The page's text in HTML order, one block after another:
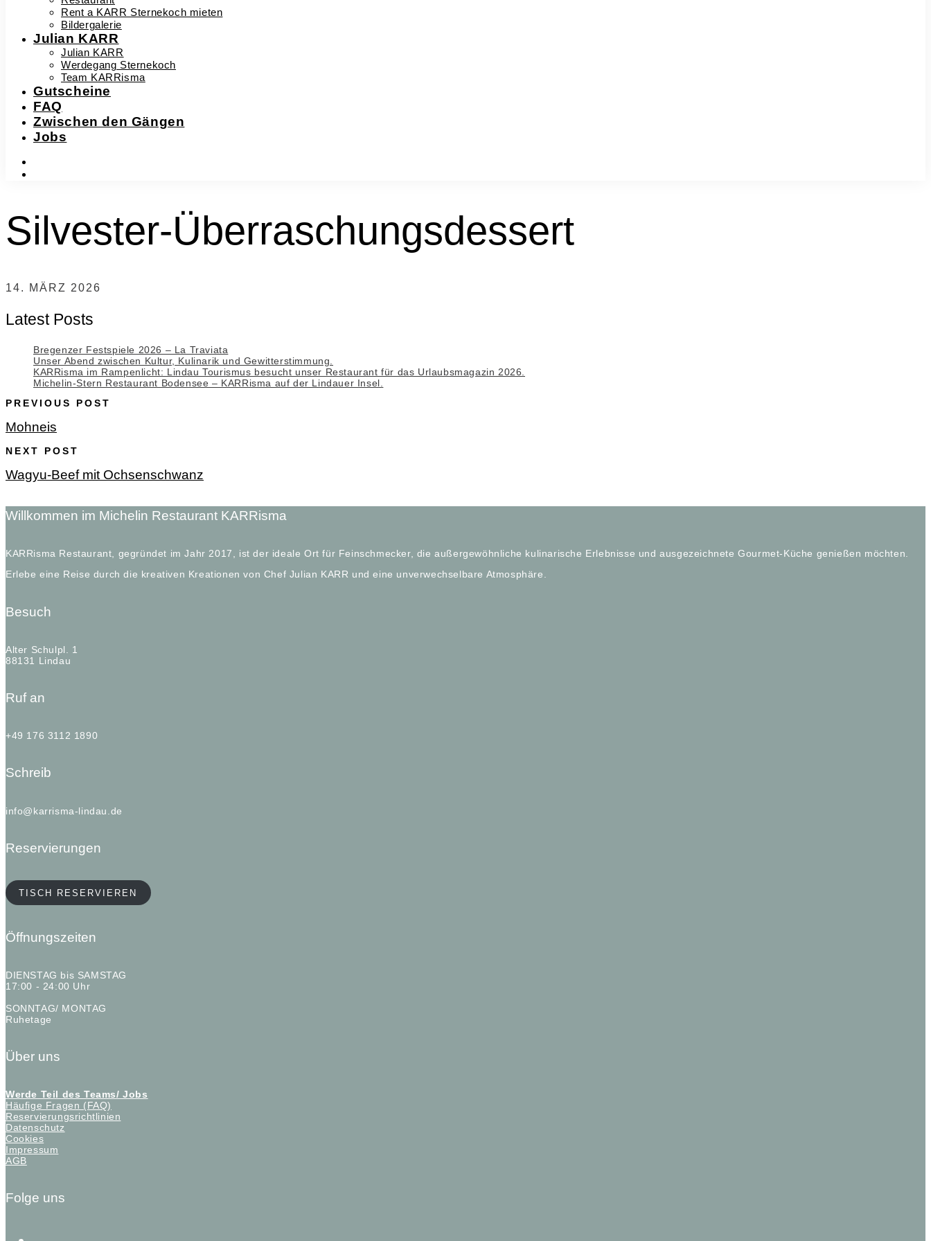
Rent a KARR Sternekoch mieten
Bildergalerie
Julian KARR
Julian KARR
Werdegang Sternekoch
Team KARRisma
Gutscheine
FAQ
Zwischen den Gängen
Jobs
Silvester-Überraschungsdessert
14. MÄRZ 2026
Latest Posts
Bregenzer Festspiele 2026 – La Traviata
Unser Abend zwischen Kultur, Kulinarik und Gewitterstimmung.
KARRisma im Rampenlicht: Lindau Tourismus besucht unser Restaurant für das Urlaubsmagazin 2026.
Michelin-Stern Restaurant Bodensee – KARRisma auf der Lindauer Insel.
PREVIOUS POST
Mohneis
NEXT POST
Wagyu-Beef mit Ochsenschwanz
Willkommen im Michelin Restaurant KARRisma
KARRisma Restaurant, gegründet im Jahr 2017, ist der ideale Ort für Feinschmecker, die außergewöhnliche kulinarische Erlebnisse und ausgezeichnete Gourmet-Küche genießen möchten.
Erlebe eine Reise durch die kreativen Kreationen von Chef Julian KARR und eine unverwechselbare Atmosphäre.
Besuch
Alter Schulpl. 1
88131 Lindau
Ruf an
+49 176 3112 1890
Schreib
info@karrisma-lindau.de
Reservierungen
TISCH RESERVIEREN
Öffnungszeiten
DIENSTAG bis SAMSTAG
17:00 - 24:00 Uhr
SONNTAG/ MONTAG
Ruhetage
Über uns
Werde Teil des Teams/ Jobs
Häufige Fragen (FAQ)
Reservierungsrichtlinien
Datenschutz
Cookies
Impressum
AGB
Folge uns